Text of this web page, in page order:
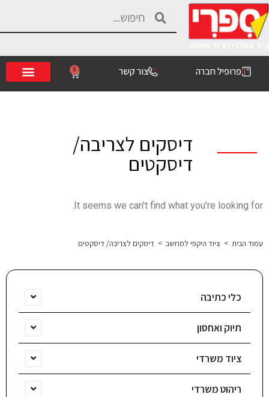
פרופיל חברה צור קשר 0
עמוד הבית > ציוד היקפי למחשב > דיסקים לצריבה/ דיסקטים
כלי כתיבה
תיוק ואחסון
ציוד משרדי
ריהוט משרדי
דיסקים לצריבה/
דיסקטים
It seems we can't find what you're looking for.